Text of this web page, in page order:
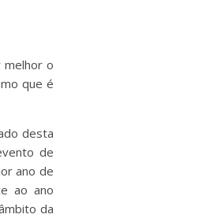
melhor o
que é
desta
de
ano de
ao ano
da